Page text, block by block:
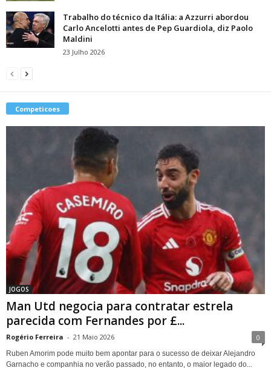
Trabalho do técnico da Itália: a Azzurri abordou
Carlo Ancelotti antes de Pep Guardiola, diz Paolo
Maldini
23 Julho 2026
Competicoes
JOGOS
Man Utd negocia para contratar estrela
parecida com Fernandes por £...
Rogério Ferreira - 21 Maio 2026 0
Ruben Amorim pode muito bem apontar para o sucesso de deixar Alejandro
Garnacho e companhia no verão passado, no entanto, o maior legado do...